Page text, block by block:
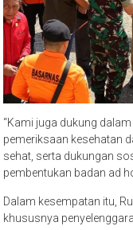
“Kami juga dukung
pemeriksaan kesehatan
sehat, serta dukungan
pembentukan badan ad
Dalam kesempatan itu,
khususnya